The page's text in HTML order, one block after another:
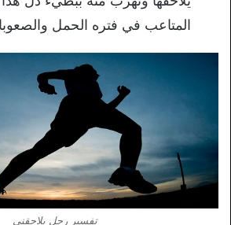
المتاعب في فتره الحمل
تفسير رجل يلاحقني